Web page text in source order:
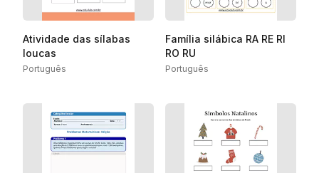
Atividade das sílabas
loucas
Português
Família silábica RA RE RI
RO RU
Português